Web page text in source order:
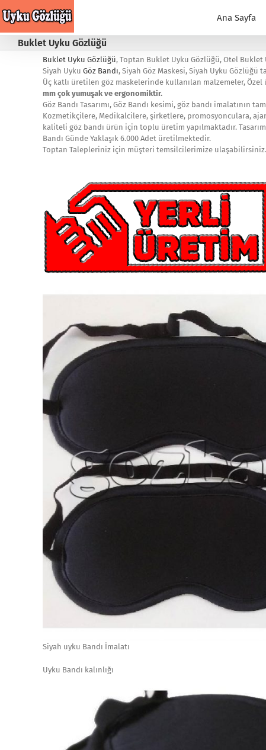
to
Ana Sayfa
Buklet Uyku Gözlüğü
Buklet Uyku Gözlüğü, Toptan Buklet Uyku Gözlüğü, Otel Buklet
Siyah Uyku Göz Bandı, Siyah Göz Maskesi, Siyah Uyku Gözlüğü
Üç katlı üretilen göz maskelerinde kullanılan malzemeler,
mm çok yumuşak ve ergonomiktir.
Göz Bandı Tasarımı, Göz Bandı kesimi, göz bandı imalatının
Kozmetikçilere, Medikalcilere, şirketlere, promosyonculara,
kaliteli göz bandı ürün için toplu üretim yapılmaktadır.
Bandı Günde Yaklaşık 6.000 Adet üretilmektedir.
Toptan Talepleriniz için müşteri temsilcilerimize ulaşabilirsiniz.
Siyah uyku Bandı İmalatı
Uyku Bandı kalınlığı